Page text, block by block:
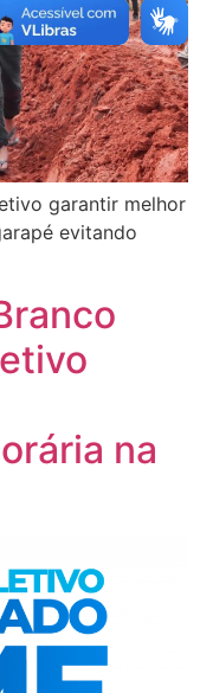
garantir melhor
evitando
na